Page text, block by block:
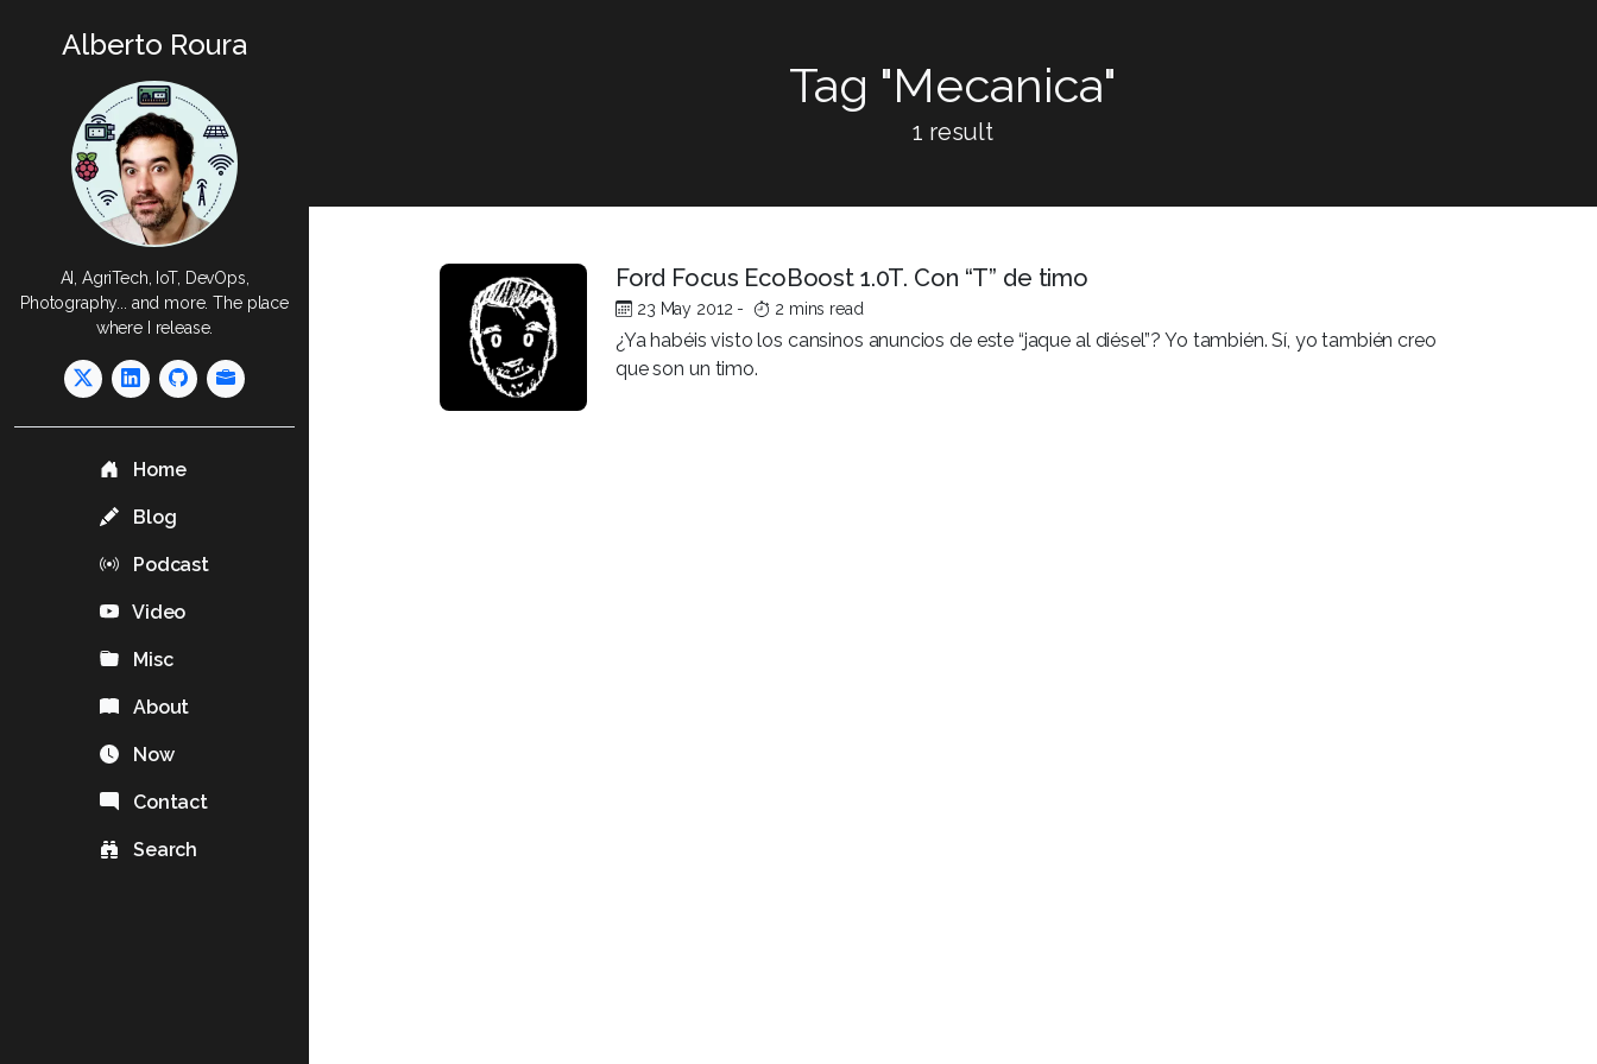
Alberto Roura
AI, AgriTech, IoT, DevOps,
Photography... and more. The place
where I release.
Home
Blog
Podcast
Video
Misc
About
Now
Contact
Search
Tag "Mecanica"
1 result
Ford Focus EcoBoost 1.0T. Con “T” de timo
23 May 2012 - 2 mins read
¿Ya habéis visto los cansinos anuncios de este “jaque al diésel”? Yo también. Sí, yo también creo
que son un timo.